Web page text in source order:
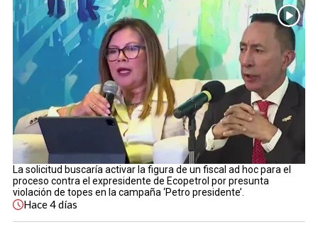
La solicitud buscaría activar la figura de un fiscal ad hoc para el
proceso contra el expresidente de Ecopetrol por presunta
violación de topes en la campaña ‘Petro presidente’.
Hace4 días